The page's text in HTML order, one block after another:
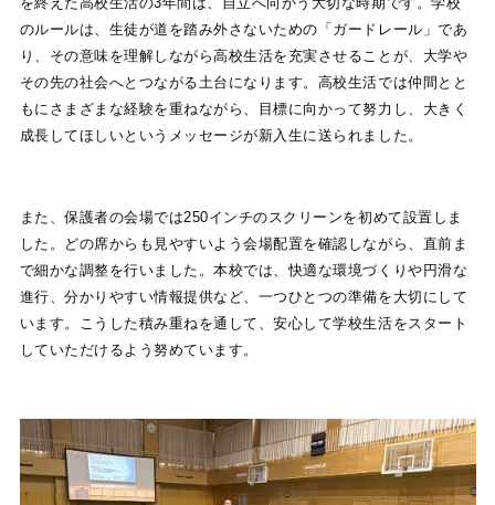
のルールは、生徒が道を踏み外さないための「ガードレール」であ
り、その意味を理解しながら高校生活を充実させることが、大学や
その先の社会へとつながる土台になります。高校生活では仲間とと
もにさまざまな経験を重ねながら、目標に向かって努力し、大きく
成長してほしいというメッセージが新入生に送られました。
また、保護者の会場では250インチのスクリーンを初めて設置しま
した。どの席からも見やすいよう会場配置を確認しながら、直前ま
で細かな調整を行いました。本校では、快適な環境づくりや円滑な
進行、分かりやすい情報提供など、一つひとつの準備を大切にして
います。こうした積み重ねを通して、安心して学校生活をスタート
していただけるよう努めています。